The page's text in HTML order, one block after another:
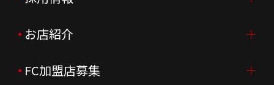
会社概要
会社沿革
ニュースリリース
月次売上
採用情報TOP
新卒採用
お店紹介
店舗を探す・予約する
FC加盟店募集